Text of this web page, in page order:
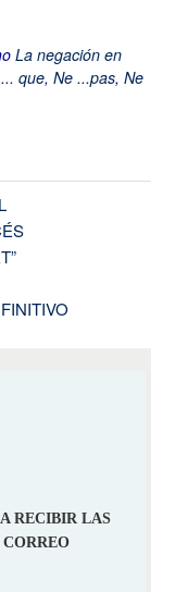
La negación en
que, Ne ...pas, Ne